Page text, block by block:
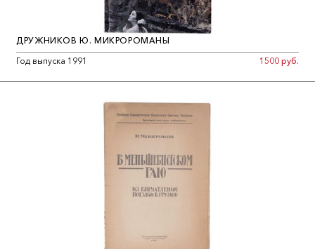
ДРУЖНИКОВ Ю. МИКРОРОМАНЫ
Год выпуска 1991
1500 руб.